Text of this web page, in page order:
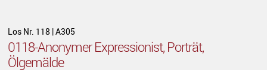
Los Nr. 118 | A305
0118-Anonymer Expressionist, Porträt,
Ölgemälde